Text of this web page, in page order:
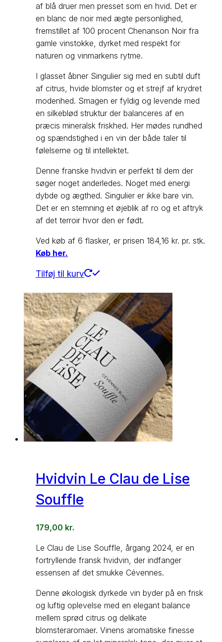
af blå druer men presset som en hvid. Det er
en blanc de noir med ægte personlighed,
fremstillet af 100 procent Chenanson Noir fra
gamle vinstokke, dyrket med respekt for
naturen og vinmarkens rytme.
I glasset åbner Singulier sig med en subtil duft
af citrus, hvide blomster og et strejf af krydret
modenhed. Smagen er fyldig og levende med
en silkeblød struktur der balanceres af en
præcis mineralsk friskhed. Her mødes rundhed
og spændstighed i en vin der både taler til
følelserne og til intellektet.
Denne franske hvidvin er perfekt til dem der
søger noget anderledes. Noget med energi
dybde og ægthed. Singulier er ikke bare vin.
Det er en stemning et øjeblik af ro og et aftryk
af det terroir hvor den er født.
Ved køb af 6 flasker, er prisen 184,16 kr. pr. stk.
Køb her.
Tilføj til kurv
Hvidvin Le Clau de Lise
Souffle
179,00 kr.
Le Clau de Lise Souffle, årgang 2024, er en
fortryllende fransk hvidvin, der indfanger
essensen af det smukke Cévennes.
Denne økologisk dyrkede vin byder på en frisk
og luftig oplevelse med en elegant balance
mellem sprød citrus og delikate
blomsteraromaer. Vinens aromatiske finesse